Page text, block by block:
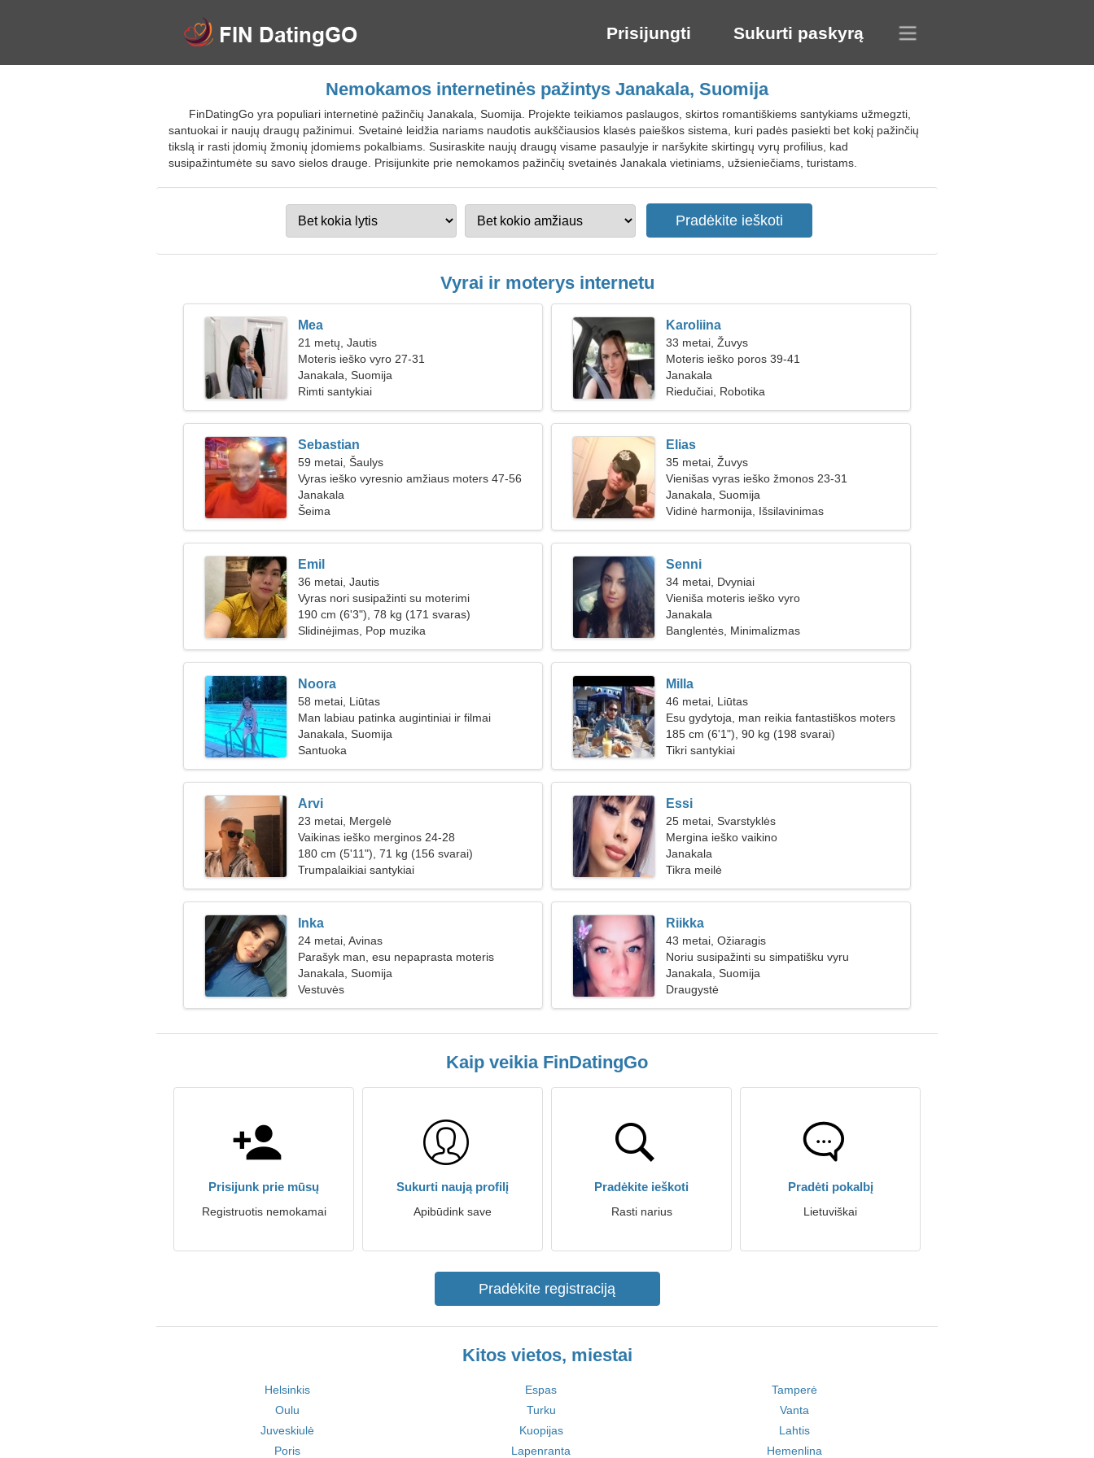
Prisijungti Sukurti paskyrą
Nemokamos internetinės pažintys Janakala, Suomija
FinDatingGo yra populiari internetinė pažinčių Janakala, Suomija. Projekte teikiamos paslaugos, skirtos romantiškiems santykiams užmegzti,
santuokai ir naujų draugų pažinimui. Svetainė leidžia nariams naudotis aukščiausios klasės paieškos sistema, kuri padės pasiekti bet kokį pažinčių
tikslą ir rasti įdomių žmonių įdomiems pokalbiams. Susiraskite naujų draugų visame pasaulyje ir naršykite skirtingų vyrų profilius, kad
susipažintumėte su savo sielos drauge. Prisijunkite prie nemokamos pažinčių svetainės Janakala vietiniams, užsieniečiams, turistams.
Vyrai ir moterys internetu
Mea
21 metų, Jautis
Moteris ieško vyro 27-31
Janakala, Suomija
Rimti santykiai
Karoliina
33 metai, Žuvys
Moteris ieško poros 39-41
Janakala
Riedučiai, Robotika
Sebastian
59 metai, Šaulys
Vyras ieško vyresnio amžiaus moters 47-56
Janakala
Šeima
Elias
35 metai, Žuvys
Vienišas vyras ieško žmonos 23-31
Janakala, Suomija
Vidinė harmonija, Išsilavinimas
Emil
36 metai, Jautis
Vyras nori susipažinti su moterimi
190 cm (6'3"), 78 kg (171 svaras)
Slidinėjimas, Pop muzika
Senni
34 metai, Dvyniai
Vieniša moteris ieško vyro
Janakala
Banglentės, Minimalizmas
Noora
58 metai, Liūtas
Man labiau patinka augintiniai ir filmai
Janakala, Suomija
Santuoka
Milla
46 metai, Liūtas
Esu gydytoja, man reikia fantastiškos moters
185 cm (6'1"), 90 kg (198 svarai)
Tikri santykiai
Arvi
23 metai, Mergelė
Vaikinas ieško merginos 24-28
180 cm (5'11"), 71 kg (156 svarai)
Trumpalaikiai santykiai
Essi
25 metai, Svarstyklės
Mergina ieško vaikino
Janakala
Tikra meilė
Inka
24 metai, Avinas
Parašyk man, esu nepaprasta moteris
Janakala, Suomija
Vestuvės
Riikka
43 metai, Ožiaragis
Noriu susipažinti su simpatišku vyru
Janakala, Suomija
Draugystė
Kaip veikia FinDatingGo
Prisijunk prie mūsų
Registruotis nemokamai
Sukurti naują profilį
Apibūdink save
Pradėkite ieškoti
Rasti narius
Pradėti pokalbį
Lietuviškai
Pradėkite registraciją
Kitos vietos, miestai
Helsinkis Espas
Tamperė
Oulu
Turku
Vanta
Juveskiulė
Kuopijas
Lahtis
Poris
Lapenranta Hemenlina